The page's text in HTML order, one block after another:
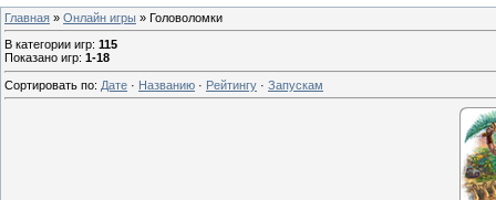
Главная » Онлайн игры » Головоломки
В категории игр: 115
Показано игр: 1-18
Сортировать по: Дате · Названию · Рейтингу · Запускам